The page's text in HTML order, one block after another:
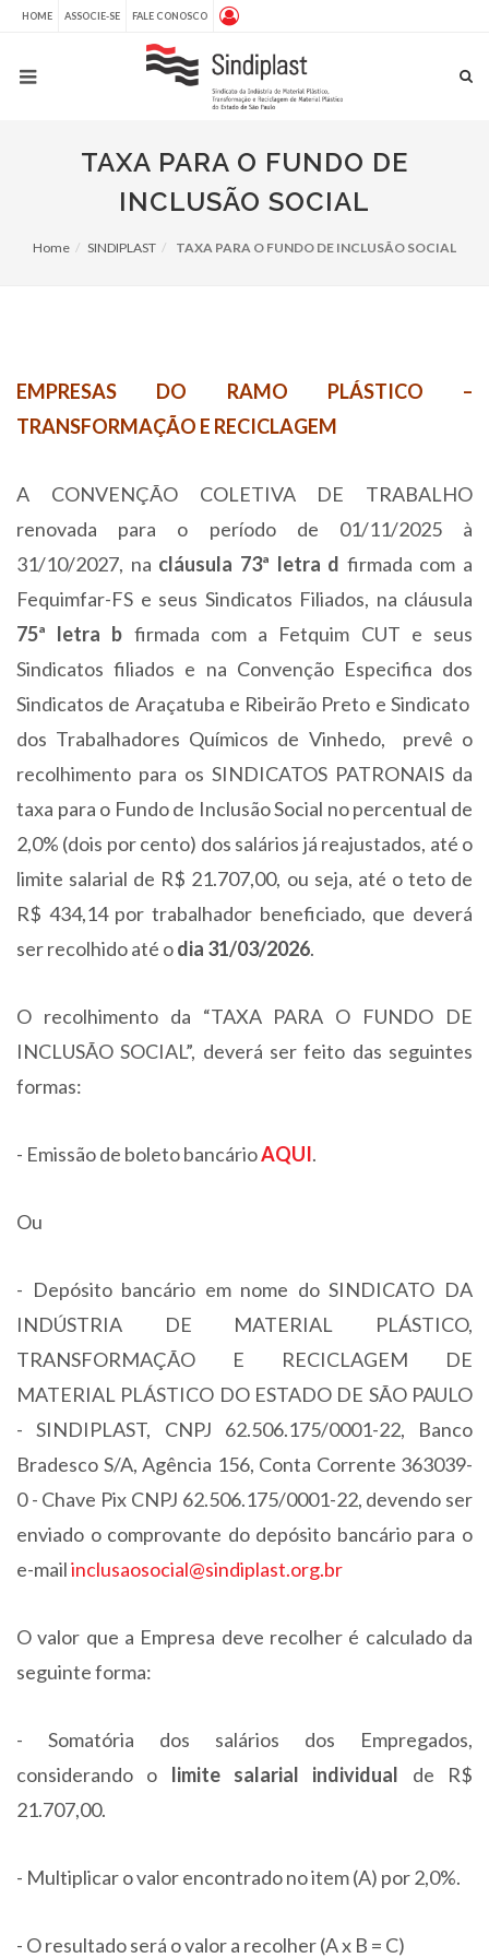
HOME ASSOCIE-SE FALE CONOSCO
TAXA PARA O FUNDO DE
INCLUSÃO SOCIAL
Home SINDIPLAST TAXA PARA O FUNDO DE INCLUSÃO SOCIAL
EMPRESAS DO RAMO PLÁSTICO –
TRANSFORMAÇÃO E RECICLAGEM
A CONVENÇÃO COLETIVA DE TRABALHO
renovada para o período de 01/11/2025 à
31/10/2027, na cláusula 73ª letra d firmada com a
Fequimfar-FS e seus Sindicatos Filiados, na cláusula
75ª letra b firmada com a Fetquim CUT e seus
Sindicatos filiados e na Convenção Especifica dos
Sindicatos de Araçatuba e Ribeirão Preto e Sindicato
dos Trabalhadores Químicos de Vinhedo, prevê o
recolhimento para os SINDICATOS PATRONAIS da
taxa para o Fundo de Inclusão Social no percentual de
2,0% (dois por cento) dos salários já reajustados, até o
limite salarial de R$ 21.707,00, ou seja, até o teto de
R$ 434,14 por trabalhador beneficiado, que deverá
ser recolhido até odia 31/03/2026.
O recolhimento da “TAXA PARA O FUNDO DE
INCLUSÃO SOCIAL”, deverá ser feito das seguintes
formas:
- Emissão de boleto bancárioAQUI.
Ou
- Depósito bancário em nome do SINDICATO DA
INDÚSTRIA DE MATERIAL PLÁSTICO,
TRANSFORMAÇÃO E RECICLAGEM DE
MATERIAL PLÁSTICO DO ESTADO DE SÃO PAULO
- SINDIPLAST, CNPJ 62.506.175/0001-22, Banco
Bradesco S/A, Agência 156, Conta Corrente 363039-
0 - Chave Pix CNPJ 62.506.175/0001-22, devendo ser
enviado o comprovante do depósito bancário para o
e-mailinclusaosocial@sindiplast.org.br
O valor que a Empresa deve recolher é calculado da
seguinte forma:
- Somatória dos salários dos Empregados,
considerando o limite salarial individual de R$
21.707,00.
- Multiplicar o valor encontrado no item (A) por 2,0%.
- O resultado será o valor a recolher (A x B = C)